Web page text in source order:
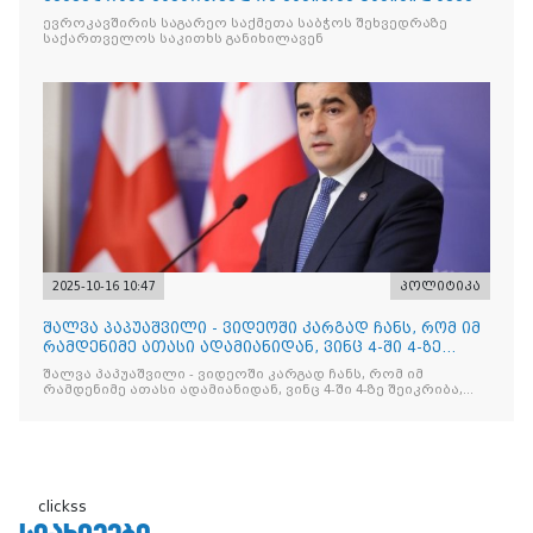
ევროკავშირის საგარეო საქმეთა საბჭოს შეხვედრაზე
საქართველოს საკითხს განიხილავენ
2025-10-16 10:47 პოლიტიკა
შალვა პაპუაშვილი - ვიდეოში კარგად ჩანს, რომ იმ
რამდენიმე ათასი ადამიანიდან, ვინც 4-ში 4-ზე
შეიკრიბა,
შალვა პაპუაშვილი - ვიდეოში კარგად ჩანს, რომ იმ
რამდენიმე ათასი ადამიანიდან, ვინც 4-ში 4-ზე შეიკრიბა,
clickss